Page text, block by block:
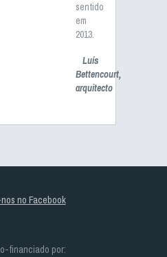
sentido
em
2013.
Luís
Bettencourt,
arquitecto
financiado por: